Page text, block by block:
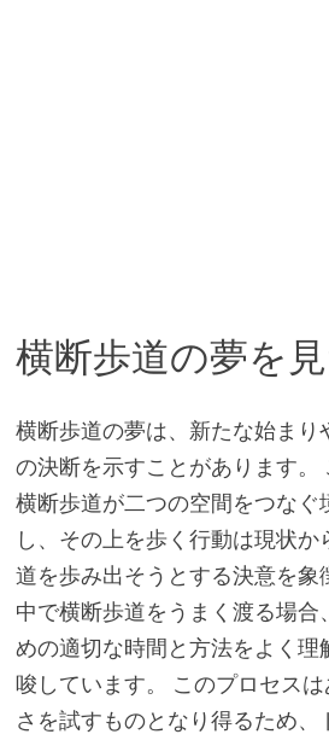
横断歩道の夢を
横断歩道の夢は、新たな始まり
の決断を示すことがあります。
横断歩道が二つの空間をつなぐ
し、その上を歩く行動は現状
道を歩み出そうとする決意を象
中で横断歩道をうまく渡る場合
めの適切な時間と方法をよく理
唆しています。 このプロセス
さを試すものとなり得るため、